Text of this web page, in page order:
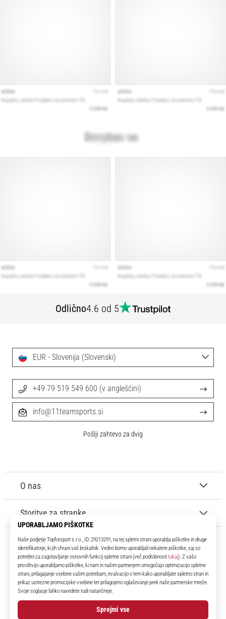
Odlično4.6 od 5
11teamsports.si
Že več kot 16 let smo vaši soigralci ter vam predstavljamo najboljše in
najnovejše izdelke iz sveta nogometa.
Facebook
Instagram
O nas
Storitve za stranke
EUR - Slovenija (Slovenski)
+49 79 519 549 600 (v angleščini)
info@11teamsports.si
Pošlji zahtevo za dvig